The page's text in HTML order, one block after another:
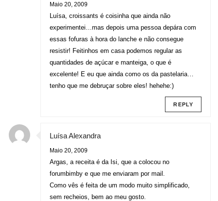
Maio 20, 2009
Luísa, croissants é coisinha que ainda não
experimentei…mas depois uma pessoa depára com
essas fofuras à hora do lanche e não consegue
resistir! Feitinhos em casa podemos regular as
quantidades de açúcar e manteiga, o que é
excelente! E eu que ainda como os da pastelaria…
tenho que me debruçar sobre eles! hehehe:)
REPLY
Luísa Alexandra
Maio 20, 2009
Argas, a receita é da Isi, que a colocou no
forumbimby e que me enviaram por mail.
Como vês é feita de um modo muito simplificado,
sem recheios, bem ao meu gosto.